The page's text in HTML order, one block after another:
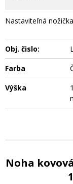
Nastaviteľná
Obj. čislo:
Farba
Výška
Noha